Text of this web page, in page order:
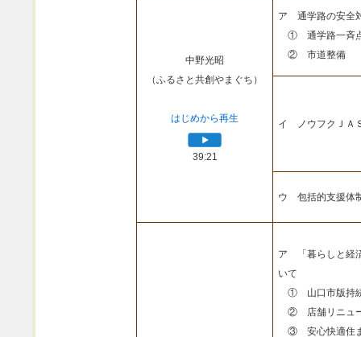
中野光昭
（ふるさと共創やまぐち）
はじめから再生
39:21
ア 通学路の安全
① 通学路一斉
② 市道整備
イ ノウフクＪＡ
ウ 包括的支援体
ア 「暮らしと経
いて
① 山口市版持続
② 店舗リニュー
③ 安心快適住ま